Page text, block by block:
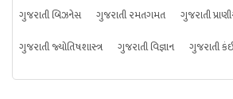
ગુજરાતી બિઝનેસ
ગુજરાતી રમતગમત
ગુજરાતી
ગુજરાતી જ્યોતિષશાસ્ત્ર
ગુજરાતી વિજ્ઞાન ગુજરાતી